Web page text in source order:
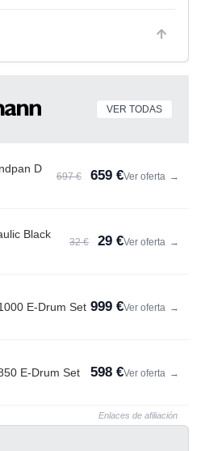
VER TODAS
D
697 € 659 €Ver oferta →
Black
32 € 29 €Ver oferta →
E-Drum Set 999 €Ver oferta →
E-Drum Set 598 €Ver oferta →
Enlaces de afiliación